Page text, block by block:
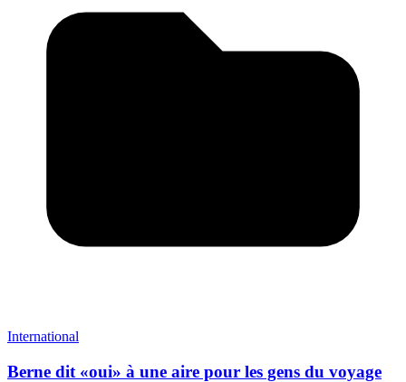
International
Berne dit «oui» à une aire pour les gens du voyage